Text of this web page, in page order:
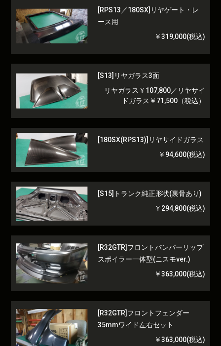
[RPS13／180SX]リヤゲート・レ
ース用
￥319,000(税込)
[S13]リヤガラス3面
リヤガラス￥107,800／リヤサイ
ドガラス￥71,500（税込）
[180SX(RPS13)]リヤサイドガラス
￥94,600(税込)
[S15]トランク純正形状(裏骨あり)
￥294,800(税込)
[R32GTR]フロントバンパーリップ
スポイラー一体型(ニスモver.)
￥363,000(税込)
[R32GTR]フロントフェンダー
35mmワイド左右セット
￥363,000(税込)